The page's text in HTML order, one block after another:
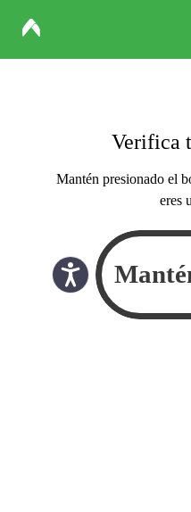
Verifica
Mantén presionado el
eres